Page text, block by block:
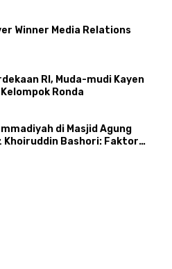
Winner Media Relations
RI, Muda-mudi Kayen
Ronda
di Masjid Agung
Khoiruddin Bashori: Faktor